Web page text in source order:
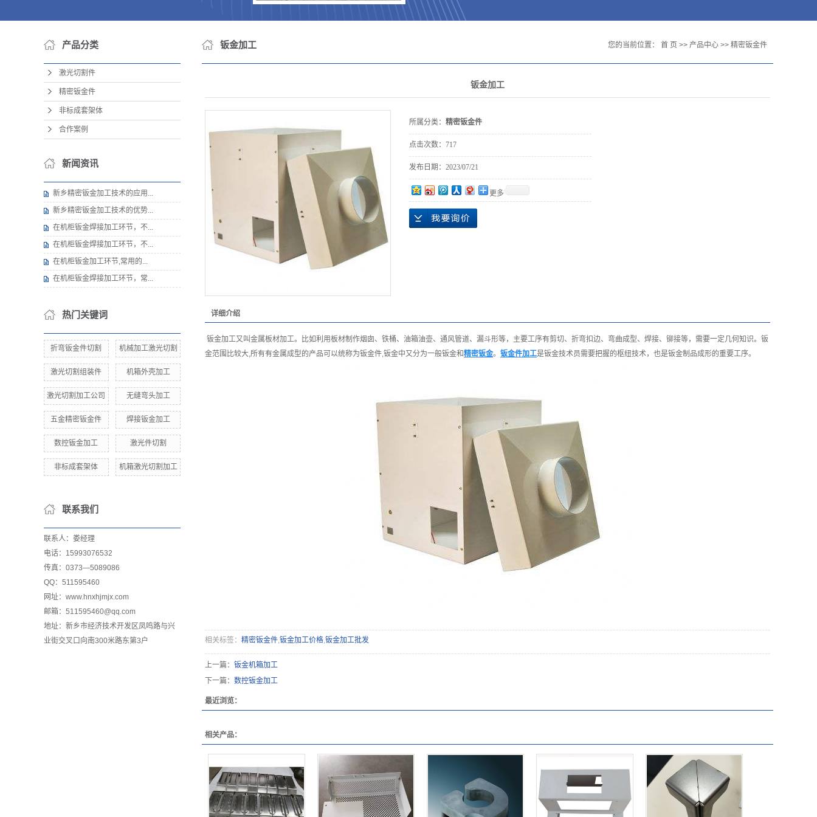
产品分类
激光切割件
精密钣金件
非标成套架体
合作案例
新闻资讯
新乡精密钣金加工技术的应用...
新乡精密钣金加工技术的优势...
在机柜钣金焊接加工环节，不...
在机柜钣金焊接加工环节，不...
在机柜钣金加工环节,常用的...
在机柜钣金焊接加工环节，常...
热门关键词
折弯钣金件切割 机械加工激光切割
激光切割组装件 机箱外壳加工
激光切割加工公司 无缝弯头加工
五金精密钣金件 焊接钣金加工
数控钣金加工 激光件切割
非标成套架体 机箱激光切割加工
联系我们
联系人：娄经理
电话：15993076532
传真：0373—5089086
QQ：511595460
网址：www.hnxhjmjx.com
邮箱：511595460@qq.com
地址：新乡市经济技术开发区凤鸣路与兴
业街交叉口向南300米路东第3户
钣金加工 您的当前位置： 首 页 >> 产品中心 >> 精密钣金件
钣金加工
所属分类： 精密钣金件
点击次数： 717
发布日期： 2023/07/21
更多
详细介绍
钣金加工又叫金属板材加工。比如利用板材制作烟囱、铁桶、油箱油壶、通风管道、漏斗形等，主要工序有剪切、折弯扣边、弯曲成型、焊接、铆接等，需要一定几何知识。钣
金范围比较大,所有有金属成型的产品可以统称为钣金件,钣金中又分为一般钣金和精密钣金。 钣金件加工是钣金技术员需要把握的枢纽技术，也是钣金制品成形的重要工序。
相关标签： 精密钣金件,钣金加工价格,钣金加工批发
上一篇： 钣金机箱加工
下一篇： 数控钣金加工
最近浏览：
相关产品：